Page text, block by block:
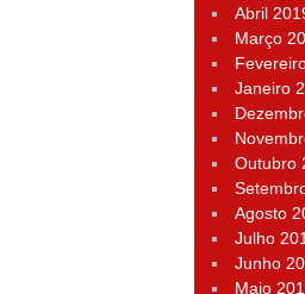
Abril
Março
Janeiro
Outubro
Agosto
Julho
Junho
Maio